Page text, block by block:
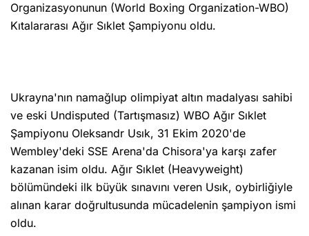
Organizasyonunun (World Boxing Organization-WBO)
Kıtalararası Ağır Sıklet Şampiyonu oldu.
Ukrayna'nın namağlup olimpiyat altın madalyası sahibi
ve eski Undisputed (Tartışmasız) WBO Ağır Sıklet
Şampiyonu Oleksandr Usık, 31 Ekim 2020'de
Wembley'deki SSE Arena'da Chisora'ya karşı zafer
kazanan isim oldu. Ağır Sıklet (Heavyweight)
bölümündeki ilk büyük sınavını veren Usık, oybirliğiyle
alınan karar doğrultusunda mücadelenin şampiyon ismi
oldu.